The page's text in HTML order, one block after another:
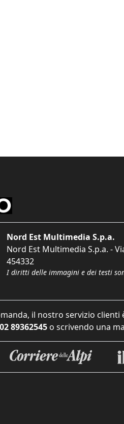
Nord Est Multimedia S.p.a.
Nord Est Multimedia S.p.a. -
454332
I diritti delle immagini e dei testi
il nostro servizio
02 89362545 o scrivendo una